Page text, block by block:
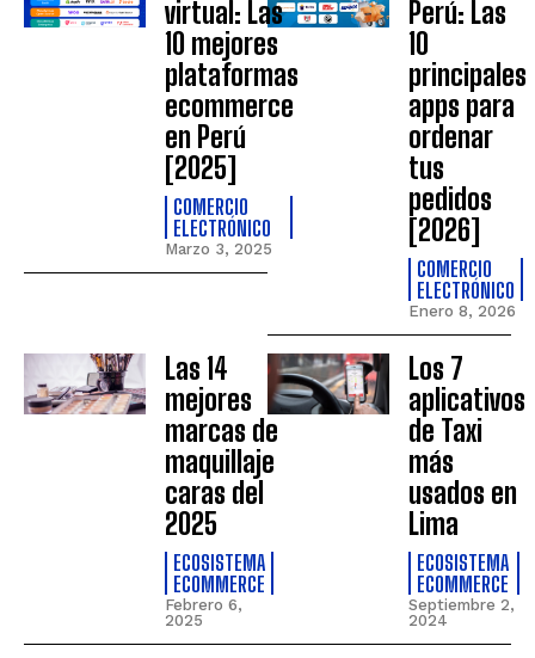
virtual: Las
10 mejores
plataformas
ecommerce
en Perú
[2025]
COMERCIO
ELECTRÓNICO
Marzo 3, 2025
Perú: Las
10
principales
apps para
ordenar
tus
pedidos
[2026]
COMERCIO
ELECTRÓNICO
Enero 8, 2026
Las 14
mejores
marcas de
maquillaje
caras del
2025
ECOSISTEMA
ECOMMERCE
Febrero 6,
2025
Los 7
aplicativos
de Taxi
más
usados en
Lima
ECOSISTEMA
ECOMMERCE
Septiembre 2,
2024